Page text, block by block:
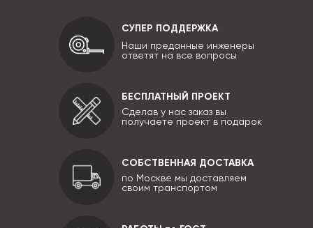
СУПЕР ПОДДЕРЖКА
Наши преданные инженеры
ответят на все вопросы
БЕСПЛАТНЫЙ ПРОЕКТ
Сделав у нас заказ вы
получаете проект в подарок
СОБСТВЕННАЯ ДОСТАВКА
по Москве мы доставляем
своим транспортом